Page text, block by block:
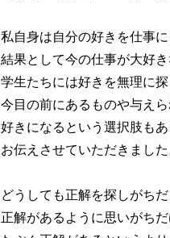
私自身は自分の好きを仕事
結果として今の仕事が大好
学生たちには好きを無理に探
今目の前にあるものや与え
好きになるという選択肢も
お伝えさせていただきました
どうしても正解を探しがちだ
正解があるように思いがち